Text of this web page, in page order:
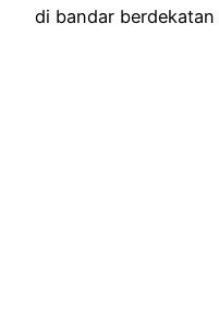
di bandar berdekatan